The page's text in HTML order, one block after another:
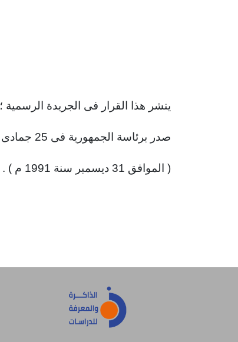
ينشر هذا القرار فى الجريدة الرسمية ؛
صدر برئاسة الجمهورية فى 25 جمادى الآخرة سنة 1412 هـ .
( الموافق 31 ديسمبر سنة 1991 م ) .